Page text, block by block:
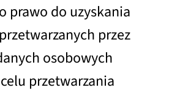
prawo do uzyskania
przez
osobowych
przetwarzania